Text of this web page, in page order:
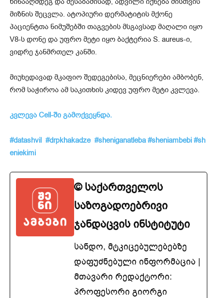
მიზნის შეცვლა. ატოპიური დერმატიტის მქონე
პაციენტთა ნიმუშებში თაგვების მსგავსად მაღალი იყო
V8-ს დონე და უფრო მეტი იყო ბაქტერია S. aureus-ი,
ვიდრე ჯანმრთელ კანში.
მიუხედავად მკაფიო შედეგებისა, მეცნიერები ამბობენ,
რომ საჭიროა ამ საკითხის კიდევ უფრო მეტი კვლევა.
კვლევა Cell-ში გამოქვეყნდა.
#datashvil #drpkhakadze #sheniganatleba #sheniambebi #sh
eniekimi
© საქართველოს
საზოგადოებრივი
ჯანდაცვის ინსტიტუტი
სანდო, მტკიცებულებებზე
დაფუძნებული ინფორმაცია |
მთავარი რედაქტორი:
პროფესორი გიორგი